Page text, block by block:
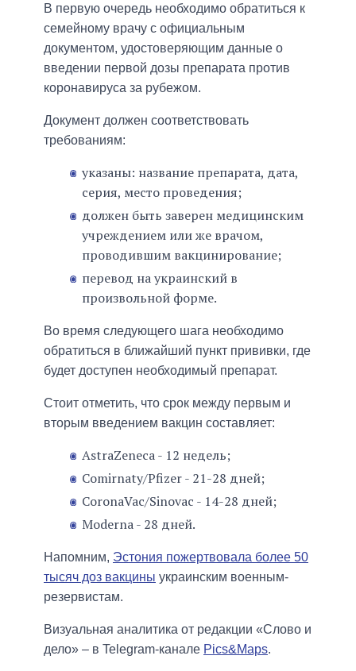
В первую очередь необходимо обратиться к
семейному врачу с официальным
документом, удостоверяющим данные о
введении первой дозы препарата против
коронавируса за рубежом.
Документ должен соответствовать
требованиям:
указаны: название препарата, дата,
серия, место проведения;
должен быть заверен медицинским
учреждением или же врачом,
проводившим вакцинирование;
перевод на украинский в
произвольной форме.
Во время следующего шага необходимо
обратиться в ближайший пункт прививки, где
будет доступен необходимый препарат.
Стоит отметить, что срок между первым и
вторым введением вакцин составляет:
AstraZeneca - 12 недель;
Comirnaty/Pfizer - 21-28 дней;
CoronaVac/Sinovac - 14-28 дней;
Moderna - 28 дней.
Напомним, Эстония пожертвовала более 50
тысяч доз вакцины украинским военным-
резервистам.
Визуальная аналитика от редакции «Слово и
дело» – в Telegram-канале Pics&Maps.